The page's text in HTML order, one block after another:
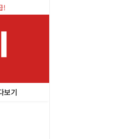
!
보기